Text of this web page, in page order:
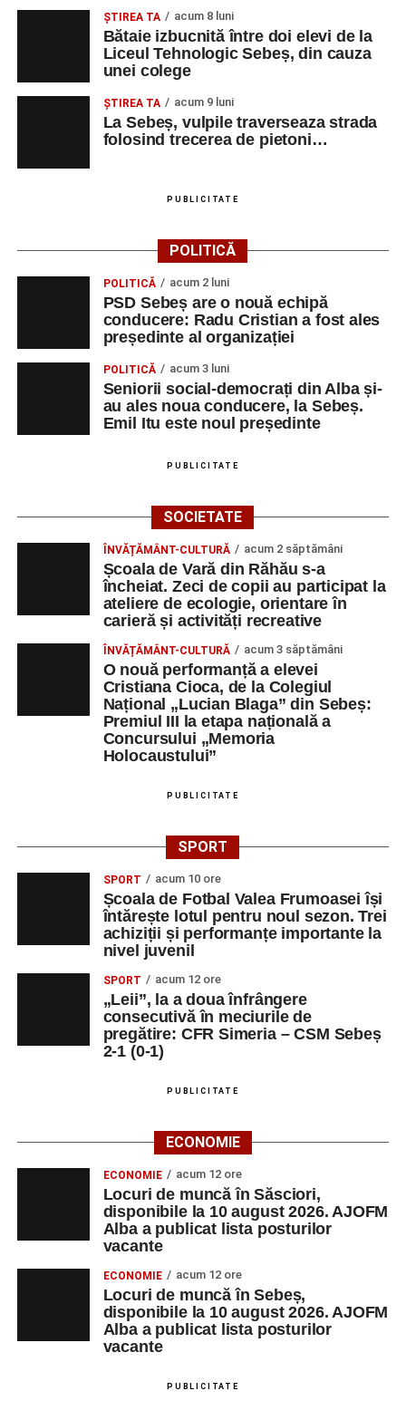
protecție pentru 12 luni
Incendiu la un autoturism pe Autostrada A1, în zona
localității Sibișeni
lotul pentru noul sezon. Trei achiziții și performanțe
importante la nivel juvenil
WhatsApp
ŞTIREA TA acum 8 luni
Bătaie izbucnită între doi elevi de la
Liceul Tehnologic Sebeș, din cauza
unei colege
ŞTIREA TA acum 9 luni
La Sebeș, vulpile traverseaza strada
folosind trecerea de pietoni…
PUBLICITATE
POLITICĂ
POLITICĂ acum 2 luni
PSD Sebeș are o nouă echipă
conducere: Radu Cristian a fost ales
președinte al organizației
POLITICĂ acum 3 luni
Seniorii social-democrați din Alba și-
au ales noua conducere, la Sebeș.
Emil Itu este noul președinte
PUBLICITATE
SOCIETATE
ÎNVĂȚĂMÂNT-CULTURĂ acum 2 săptămâni
Școala de Vară din Răhău s-a
încheiat. Zeci de copii au participat la
ateliere de ecologie, orientare în
carieră și activități recreative
ÎNVĂȚĂMÂNT-CULTURĂ acum 3 săptămâni
O nouă performanță a elevei
Cristiana Cioca, de la Colegiul
Național „Lucian Blaga” din Sebeș:
Premiul III la etapa națională a
Concursului „Memoria
Holocaustului”
PUBLICITATE
SPORT
SPORT acum 10 ore
Școala de Fotbal Valea Frumoasei își
întărește lotul pentru noul sezon. Trei
achiziții și performanțe importante la
nivel juvenil
SPORT acum 12 ore
„Leii”, la a doua înfrângere
consecutivă în meciurile de
pregătire: CFR Simeria – CSM Sebeș
2-1 (0-1)
PUBLICITATE
ECONOMIE
ECONOMIE acum 12 ore
Locuri de muncă în Săsciori,
disponibile la 10 august 2026. AJOFM
Alba a publicat lista posturilor
vacante
ECONOMIE acum 12 ore
Locuri de muncă în Sebeș,
disponibile la 10 august 2026. AJOFM
Alba a publicat lista posturilor
vacante
PUBLICITATE